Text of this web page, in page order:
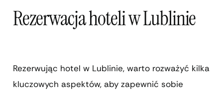
Rezerwacja hoteli w Lublinie
Rezerwując hotel w Lublinie, warto rozważyć kilka
kluczowych aspektów, aby zapewnić sobie